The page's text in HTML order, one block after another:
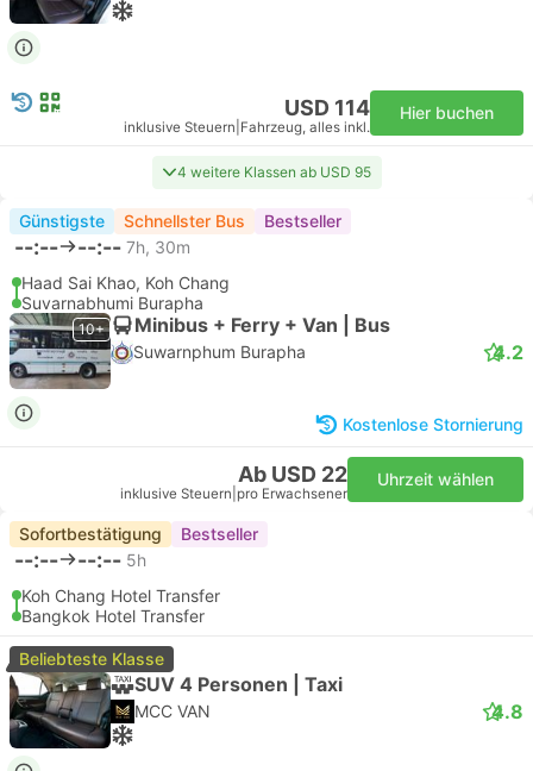
USD 114
inklusive Steuern Fahrzeug, alles inkl.
Hier buchen
4 weitere Klassen ab USD 95
Günstigste Schnellster Bus Bestseller
--:-- --:-- 7h, 30m
Haad Sai Khao, Koh Chang
Suvarnabhumi Burapha
10+ Minibus + Ferry + Van | Bus
Suwarnphum Burapha 4.2
Kostenlose Stornierung
Ab USD 22
inklusive Steuern pro Erwachsener
Uhrzeit wählen
Sofortbestätigung Bestseller
--:-- --:-- 5h
Koh Chang Hotel Transfer
Bangkok Hotel Transfer
Beliebteste Klasse
SUV 4 Personen | Taxi
MCC VAN 4.8